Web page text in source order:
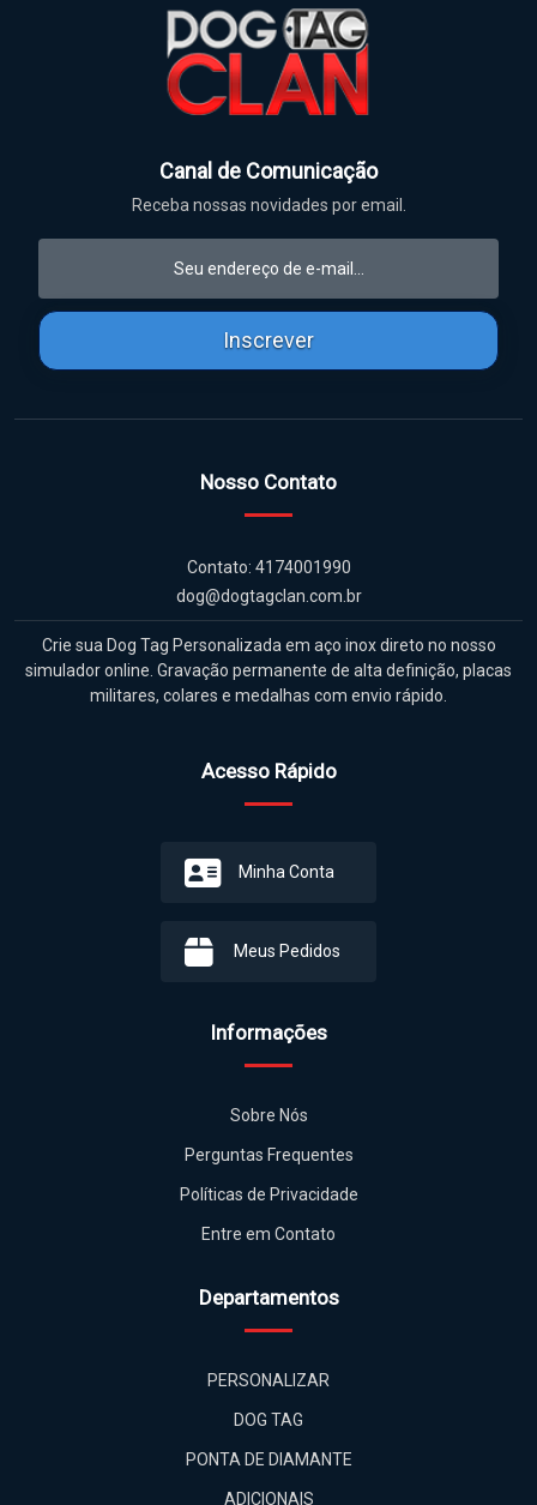
Canal de Comunicação
Receba nossas novidades por email.
Inscrever
Nosso Contato
Contato: 4174001990
dog@dogtagclan.com.br
Crie sua Dog Tag Personalizada em aço inox direto no nosso
simulador online. Gravação permanente de alta definição, placas
militares, colares e medalhas com envio rápido.
Acesso Rápido
Minha Conta
Meus Pedidos
Informações
Sobre Nós
Perguntas Frequentes
Políticas de Privacidade
Entre em Contato
Departamentos
PERSONALIZAR
DOG TAG
PONTA DE DIAMANTE
ADICIONAIS